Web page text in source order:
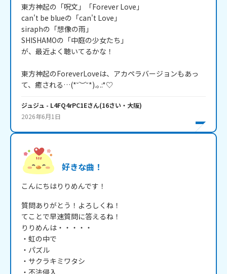
東方神起の「呪文」「Forever Love」
can't be blueの「can't Love」
siraphの「想像の雨」
SHISHAMOの「中庭の少女たち」
が、最近よく聴いてるかな！
東方神起のForeverLoveは、アカペラバージョンもあっ
て、癒される…(*˘︶˘*).｡.:*♡
ジュジュ - L4FQ4rPC1Eさん(16さい・ 大阪)
2026年6月1日
好きな曲！
こんにちはりりめんです！
質問ありがとう！よろしくね！
てことで早速質問に答えるね！
りりめんは・・・・・
・虹の中で
・パズル
・サクラキミワタシ